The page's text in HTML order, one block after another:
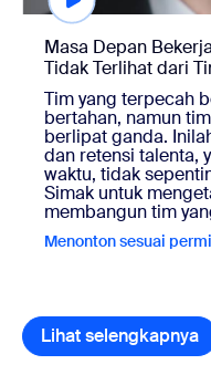
Masa Depan
Tidak Terlihat dari
Tim yang terpecah
bertahan, namun
berlipat ganda.
dan retensi talenta,
waktu, tidak
Simak untuk
membangun tim
Menonton sesuai
Lihat selengkapnya